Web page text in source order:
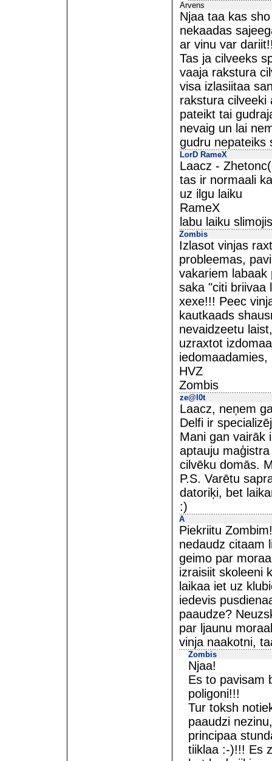
Arvens
Njaa taa kas
nekaadas
ar vinu var
Tas ja cilveeks
vaaja rakstura
visa izlasiitaa
rakstura
pateikt tai
nevaig un lai
gudru nepateiks
LorD RameX
Laacz -
tas ir normaali
uz ilgu laiku
RameX
labu laiku
Zombis
Izlasot vinjas
probleemas,
vakariem labaak
saka "citi briivaa
xexe!!! Peec
kautkaads
nevaidzeetu
uzraxtot
HVZ
Zombis
ze@l0t
Laacz, neņem
Delfi ir
Mani gan vairāk
aptauju
cilvēku domās.
P.S. Varētu
datoriķi, bet
:)
A
Piekriitu
nedaudz citaam
geimo par
izraisiit skoleeni
laikaa iet uz
iedevis
paaudze?
par ljaunu
vinja naakotni,
Zombis
Njaa!
Es to pavisam
poligoni!!!
Tur toksh
paaudzi
principaa
tiiklaa :-)!!! Es